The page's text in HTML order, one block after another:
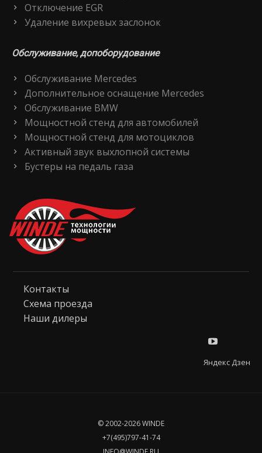
Отключение EGR
Удаление вихревых заслонок
Обслуживание, допоборудование
Обслуживание Mercedes
Дополнительное оснащение Mercedes
Обслуживание BMW
Мощностной стенд для автомобилей
Мощностной стенд для мотоциклов
Активный звук выхлопной системы
Бустеры на педаль газа
Контакты
Схема проезда
Наши дилеры
Яндекс Дзен
© 2002-2026 WINDE
+7(495)797-41-74